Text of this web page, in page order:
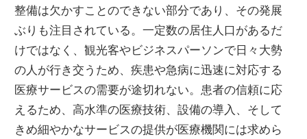
整備は欠かすことのできない部分であり、その発展
ぶりも注目されている。一定数の居住人口があるだ
けではなく、観光客やビジネスパーソンで日々大勢
の人が行き交うため、疾患や急病に迅速に対応する
医療サービスの需要が途切れない。患者の信頼に応
えるため、高水準の医療技術、設備の導入、そして
きめ細やかなサービスの提供が医療機関には求めら